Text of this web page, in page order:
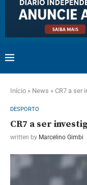
Início » News » CR7 a ser
DESPORTO
CR7 a ser
written by Marcelino Gimbi